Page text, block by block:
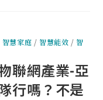
智慧家庭 /智慧能效 /智
聯網產業-亞
行嗎？不是